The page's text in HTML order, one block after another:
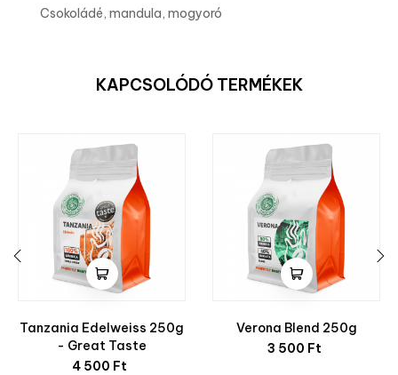
Csokoládé, mandula, mogyoró
KAPCSOLÓDÓ TERMÉKEK
Tanzania Edelweiss 250g
- Great Taste
Ár
4 500 Ft
Verona Blend 250g
Ár
3 500 Ft